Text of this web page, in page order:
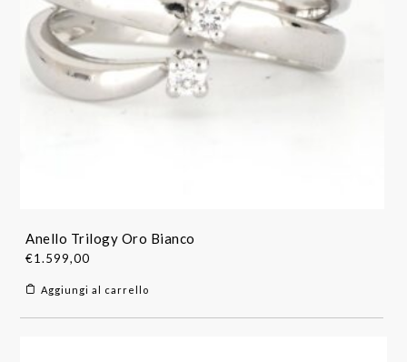
Anello Trilogy Oro Bianco
€1.599,00
Aggiungi al carrello